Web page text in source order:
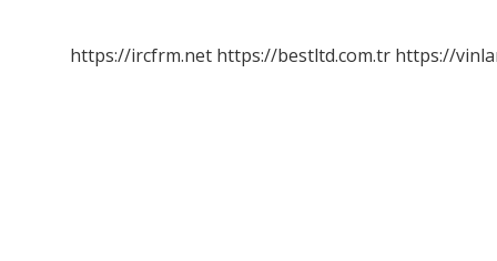
https://ircfrm.net https://bestltd.com.tr https://